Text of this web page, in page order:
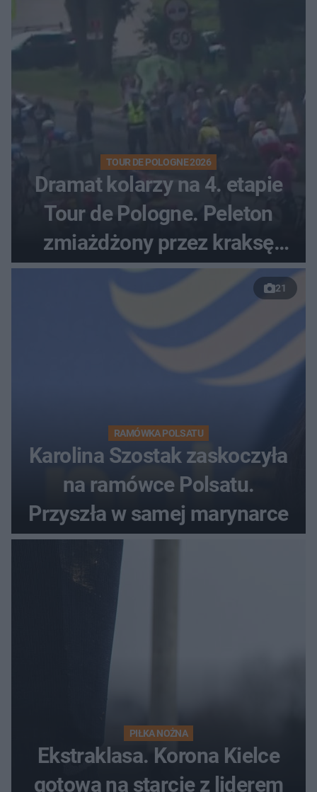
TOUR DE POLOGNE 2026
Dramat kolarzy na 4. etapie
Tour de Pologne. Peleton
zmiażdżony przez kraksę
przed Karpaczem
21
RAMÓWKA POLSATU
Karolina Szostak zaskoczyła
na ramówce Polsatu.
Przyszła w samej marynarce
PIŁKA NOŻNA
Ekstraklasa. Korona Kielce
gotowa na starcie z liderem